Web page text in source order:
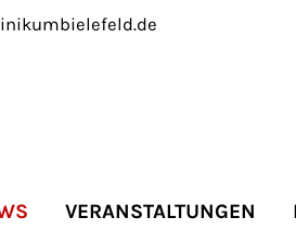
VERANSTALTUNGEN